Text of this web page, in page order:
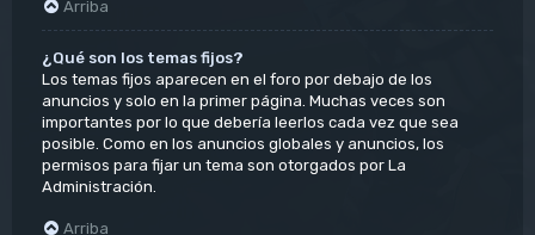
Arriba
¿Qué son los temas fijos?
Los temas fijos aparecen en el foro por debajo de los
anuncios y solo en la primer página. Muchas veces son
importantes por lo que debería leerlos cada vez que sea
posible. Como en los anuncios globales y anuncios, los
permisos para fijar un tema son otorgados por La
Administración.
Arriba